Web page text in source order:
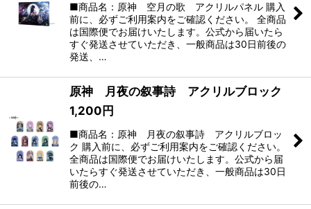
■商品名：原神 空月の歌 アクリルパネル 購入
前に、必ずご利用案内をご確認ください。 全商品
は国際便でお届けいたします。公式から届いたら
すぐ発送させていただき、一般商品は30日前後の
発送、…
原神 月夜の叙事詩 アクリルブロック
1,200 円
■商品名：原神 月夜の叙事詩 アクリルブロッ
ク 購入前に、必ずご利用案内をご確認ください。
全商品は国際便でお届けいたします。公式から届
いたらすぐ発送させていただき、一般商品は30日
前後の…